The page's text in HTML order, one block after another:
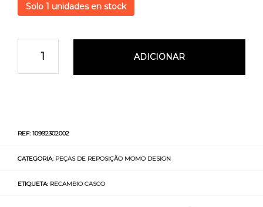
Solo 1 unidades en stock
ADICIONAR
REF: 10992302002
CATEGORIA: PEÇAS DE REPOSIÇÃO MOMO DESIGN
ETIQUETA: RECAMBIO CASCO